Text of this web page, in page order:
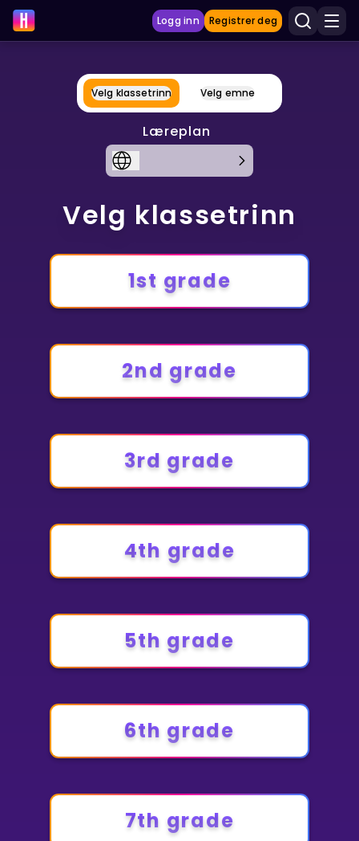
Logg inn Registrer deg
LÆRINGSVERKTØY
Privatundervisning
Junior Matte
Vis mer
Bestill privatundervisning
Inviter en venn
Velg læreplan
Velg klassetrinn Velg emne
Læreplan
Velg klassetrinn
1st grade
2nd grade
3rd grade
4th grade
5th grade
6th grade
7th grade